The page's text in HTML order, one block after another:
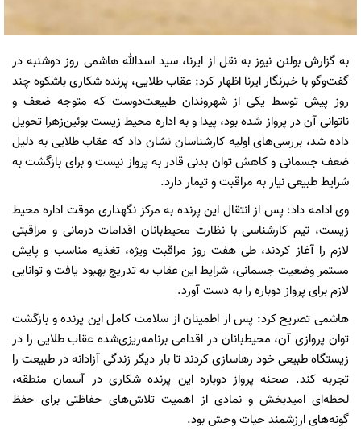
به گزارش بولنن نیوز به نقل از ایرنا، سید اسدالله هاشمی روز دوشنبه در
گفت‌وگو با خبرنگار ایرنا اظهار کرد: عقاب طلایی، پرنده شکاری باشکوه چند
روز پیش توسط یکی از شهروندان طبیعت‌دوست که متوجه ضعف و
ناتوانی آن در پرواز شده بود، پیدا و به اداره محیط زیست بوئین‌زهرا تحویل
داده شد، بررسی‌های اولیه کارشناسان نشان داد که عقاب طلایی به دلیل
ضعف جسمانی و کاهش توان بدنی قادر به پرواز نیست و برای بازگشت به
شرایط طبیعی نیاز به مراقبت و تیمار دارد.
وی ادامه داد: پس از انتقال این پرنده به مرکز نگهداری موقت اداره محیط
زیست، تیم کارشناسی با نظارت محیط‌بانان اقدامات درمانی و مراقبتی
لازم را آغاز کردند، طی هفت روز مراقبت ویژه، تغذیه مناسب و پایش
مستمر وضعیت جسمانی، شرایط این عقاب به تدریج بهبود یافت و توانایی
لازم برای پرواز دوباره را به دست آورد.
هاشمی تصریح کرد: پس از اطمینان از سلامت کامل این پرنده و بازگشت
توان پروازی آن، محیط‌بانان در اقدامی برنامه‌ریزی‌شده عقاب طلایی را در
زیستگاه طبیعی خود رهاسازی کردند تا بار دیگر زندگی آزادانه در طبیعت را
تجربه کند. صحنه پرواز دوباره این پرنده شکاری در آسمان منطقه،
لحظه‌ای امیدبخش و نمادی از اهمیت تلاش‌های حفاظتی برای حفظ
گونه‌های ارزشمند حیات وحش بود.